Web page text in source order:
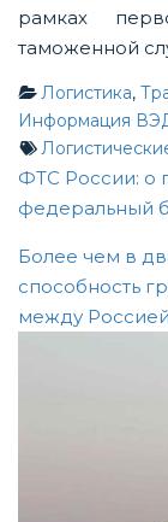
рамках
таможенной
Логистика,
Информация
Post
ФТС России: о
федеральный
Более чем в
способность
между